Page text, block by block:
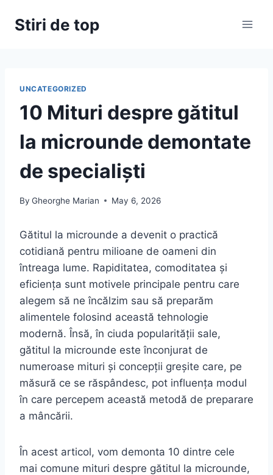
Stiri de top
UNCATEGORIZED
10 Mituri despre gătitul
la microunde demontate
de specialiști
By Gheorghe Marian May 6, 2026
Gătitul la microunde a devenit o practică
cotidiană pentru milioane de oameni din
întreaga lume. Rapiditatea, comoditatea și
eficiența sunt motivele principale pentru care
alegem să ne încălzim sau să preparăm
alimentele folosind această tehnologie
modernă. Însă, în ciuda popularității sale,
gătitul la microunde este înconjurat de
numeroase mituri și concepții greșite care, pe
măsură ce se răspândesc, pot influența modul
în care percepem această metodă de preparare
a mâncării.
În acest articol, vom demonta 10 dintre cele
mai comune mituri despre gătitul la microunde,